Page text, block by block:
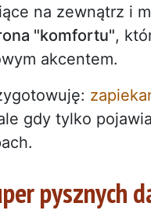
na zewnątrz i
"komfortu",
akcentem.
gdy tylko
pysznych